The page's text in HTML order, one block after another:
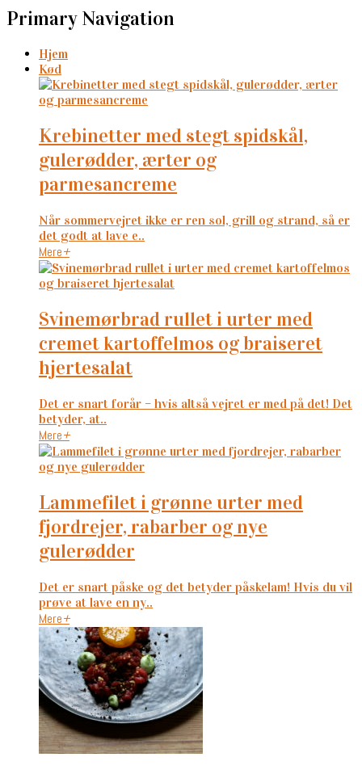
Primary Navigation
Hjem
Kød
krebinetter med stegt spidskål,
gulerødder, ærter og
parmesancreme
Når sommervejret ikke er ren sol, grill og strand, så er
det godt at lave e..
Mere+
svinemørbrad rullet i urter med
cremet kartoffelmos og braiseret
hjertesalat
Det er snart forår – hvis altså vejret er med på det! Det
betyder, at..
Mere+
lammefilet i grønne urter med
fjordrejer, rabarber og nye
gulerødder
Det er snart påske og det betyder påskelam! Hvis du vil
prøve at lave en ny..
Mere+